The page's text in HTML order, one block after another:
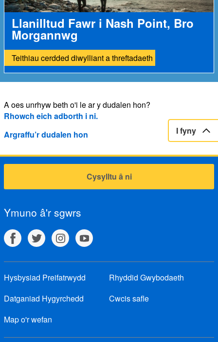
Llanilltud Fawr i Nash Point, Bro
Morgannwg
Teithiau cerdded diwylliant a threftadaeth
A oes unrhyw beth o'i le ar y dudalen hon?
Rhowch eich adborth i ni.
Argraffu’r dudalen hon
I fyny
Cysylltu â ni
Ymuno â'r sgwrs
Hysbysiad Preifatrwydd
Rhyddid Gwybodaeth
Datganiad Hygyrchedd
Cwcis safle
Map o'r wefan